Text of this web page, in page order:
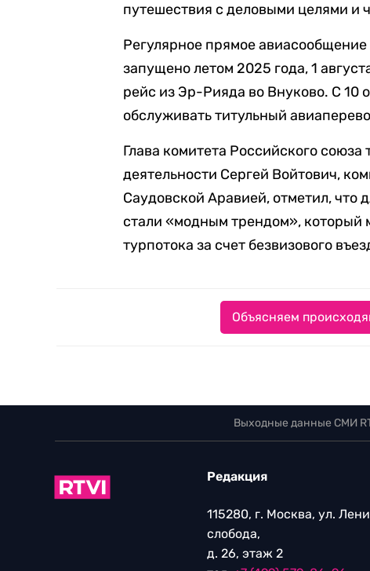
путешествия с деловыми целями и
Регулярное прямое
запущено летом 2025 года, 1
рейс из Эр-Рияда во Внуково. С 10
обслуживать титульный
Глава комитета Российского
деятельности Сергей Войтович,
Саудовской Аравией, отметил, что
стали «модным трендом», который
турпотока за счет безвизового
Объясняем
Выходные данные СМИ
Редакция
115280, г. Москва, ул.
слобода,
д. 26, этаж 2